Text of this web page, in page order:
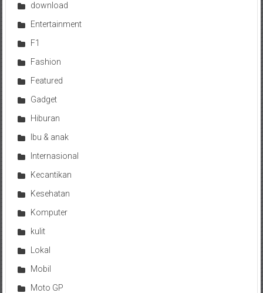
download
Entertainment
F1
Fashion
Featured
Gadget
Hiburan
Ibu & anak
Internasional
Kecantikan
Kesehatan
Komputer
kulit
Lokal
Mobil
Moto GP